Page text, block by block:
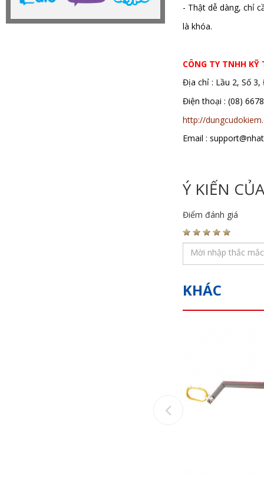
- Thật dễ dàng, chỉ
là khóa.
CÔNG TY TNHH
Địa chỉ : Lầu 2, Số
Điện thoại : (08)
http://
Email :
Ý KIẾN
Điểm đánh giá
KHÁC
Previous